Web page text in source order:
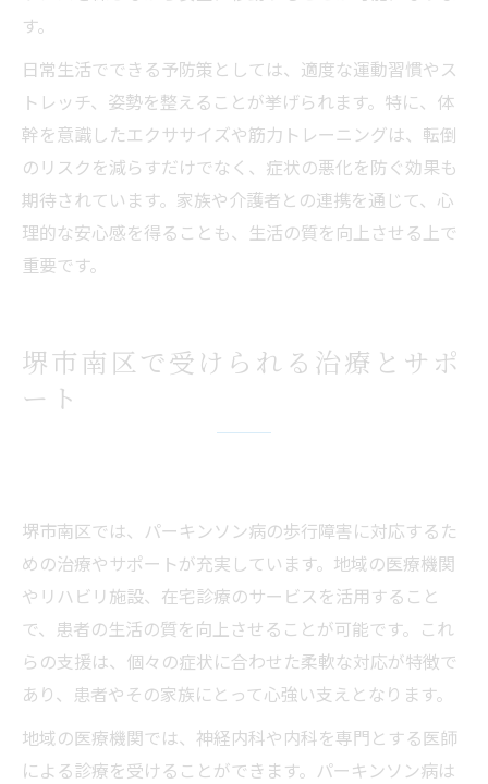
す。
日常生活でできる予防策としては、適度な運動習慣やス
トレッチ、姿勢を整えることが挙げられます。特に、体
幹を意識したエクササイズや筋力トレーニングは、転倒
のリスクを減らすだけでなく、症状の悪化を防ぐ効果も
期待されています。家族や介護者との連携を通じて、心
理的な安心感を得ることも、生活の質を向上させる上で
重要です。
堺市南区で受けられる治療とサポ
ート
堺市南区では、パーキンソン病の歩行障害に対応するた
めの治療やサポートが充実しています。地域の医療機関
やリハビリ施設、在宅診療のサービスを活用すること
で、患者の生活の質を向上させることが可能です。これ
らの支援は、個々の症状に合わせた柔軟な対応が特徴で
あり、患者やその家族にとって心強い支えとなります。
地域の医療機関では、神経内科や内科を専門とする医師
による診療を受けることができます。パーキンソン病は